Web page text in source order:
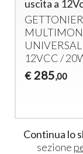
uscita a
12VCC /
€ 285,00
Continua lo
sezione